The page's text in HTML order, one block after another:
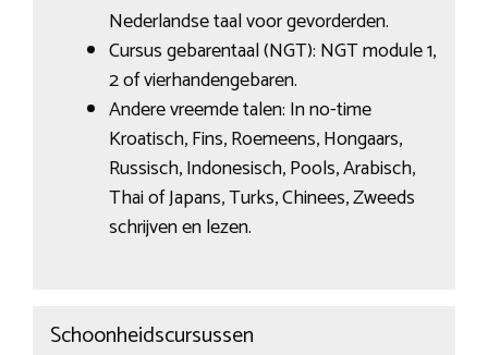
Nederlandse taal voor gevorderden.
Cursus gebarentaal (NGT): NGT module 1,
2 of vierhandengebaren.
Andere vreemde talen: In no-time
Kroatisch, Fins, Roemeens, Hongaars,
Russisch, Indonesisch, Pools, Arabisch,
Thai of Japans, Turks, Chinees, Zweeds
schrijven en lezen.
Schoonheidscursussen